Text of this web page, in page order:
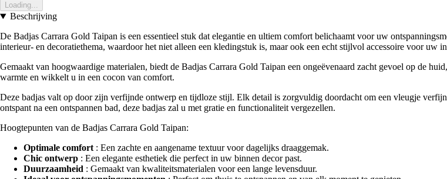
Loading...
Beschrijving
De Badjas Carrara Gold Taipan is een essentieel stuk dat elegantie en ultiem comfort belichaamt voor uw
interieur- en decoratiethema, waardoor het niet alleen een kledingstuk is, maar ook een echt stijlvol accessoire voor uw
Gemaakt van hoogwaardige materialen, biedt de Badjas Carrara Gold Taipan een ongeëvenaard zacht gevoel op de
warmte en wikkelt u in een cocon van comfort.
Deze badjas valt op door zijn verfijnde ontwerp en tijdloze stijl. Elk detail is zorgvuldig doordacht om een vleugje
ontspant na een ontspannen bad, deze badjas zal u met gratie en functionaliteit vergezellen.
Hoogtepunten van de Badjas Carrara Gold Taipan:
Optimale comfort : Een zachte en aangename textuur voor dagelijks draaggemak.
Chic ontwerp : Een elegante esthetiek die perfect in uw binnen decor past.
Duurzaamheid : Gemaakt van kwaliteitsmaterialen voor een lange levensduur.